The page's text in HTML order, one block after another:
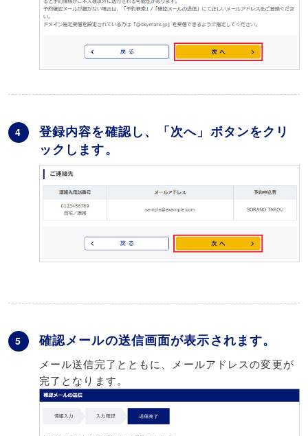
4
登録内容を確認し、「次へ」ボタンをクリ
ックします。
5 確認メールの送信画面が表示されます。
メール送信完了とともに、メールアドレスの変更が
完了となります。